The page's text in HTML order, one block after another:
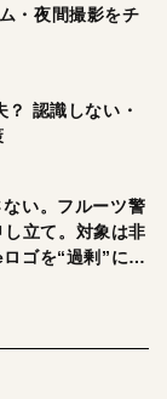
・夜間撮影をチ
認識しない・
い。フルーツ警
立て。対象は非
ゴを“過剰”に守